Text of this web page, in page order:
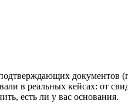
документов
в реальных кейсах: от
есть ли у вас основания.